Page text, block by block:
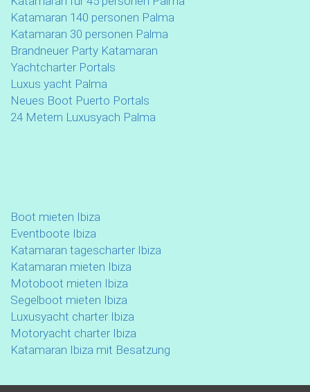
Katamaran 140 personen Palma
Katamaran 30 personen Palma
Brandneuer Party Katamaran
Yachtcharter Portals
Luxus yacht Palma
Neues Boot Puerto Portals
24 Metern Luxusyach Palma
Boot mieten Ibiza
Eventboote Ibiza
Katamaran tagescharter Ibiza
Katamaran mieten Ibiza
Motoboot mieten Ibiza
Segelboot mieten Ibiza
Luxusyacht charter Ibiza
Motoryacht charter Ibiza
Katamaran Ibiza mit Besatzung